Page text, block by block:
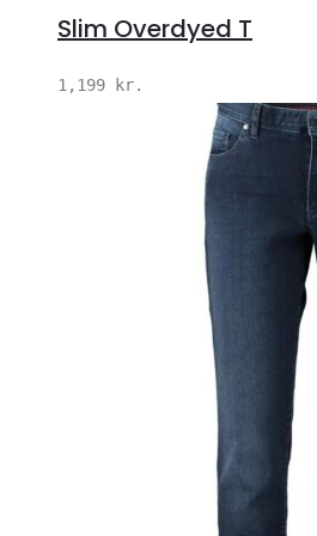
Slim Overdyed T
1,199 kr.